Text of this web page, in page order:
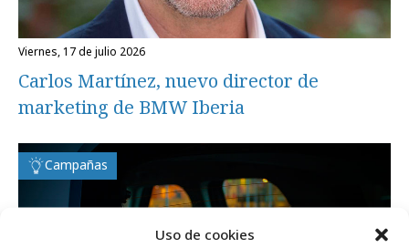
Uso de cookies
viernes, 17 de julio 2026
Carlos Martínez, nuevo director de
marketing de BMW Iberia
Campañas